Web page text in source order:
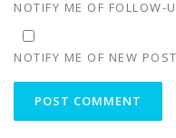
NOTIFY ME OF FOLLOW-
NOTIFY ME OF NEW